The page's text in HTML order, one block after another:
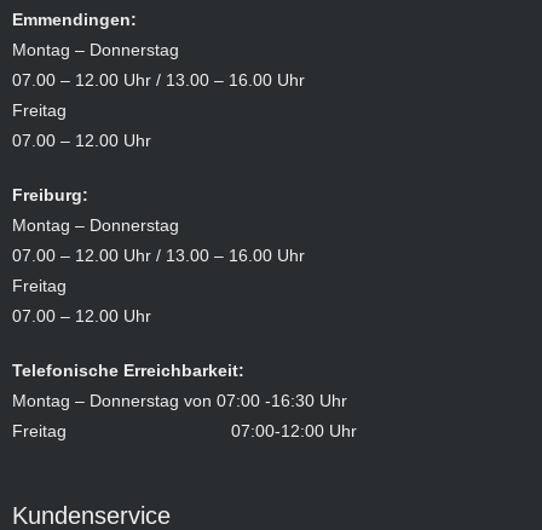
Emmendingen:
Montag – Donnerstag
07.00 – 12.00 Uhr / 13.00 – 16.00 Uhr
Freitag
07.00 – 12.00 Uhr
Freiburg:
Montag – Donnerstag
07.00 – 12.00 Uhr / 13.00 – 16.00 Uhr
Freitag
07.00 – 12.00 Uhr
Telefonische Erreichbarkeit:
Montag – Donnerstag von 07:00 -16:30 Uhr
Freitag 07:00-12:00 Uhr
Kundenservice